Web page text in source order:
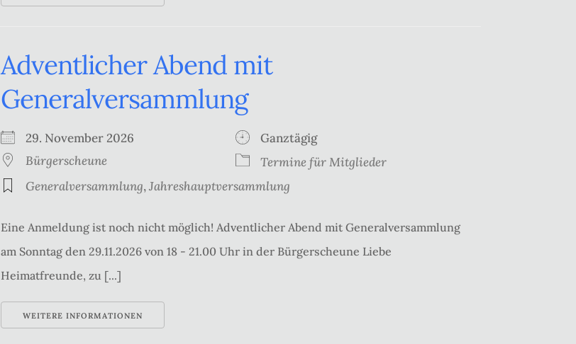
Adventlicher Abend mit
Generalversammlung
29. November 2026
Ganztägig
Bürgerscheune
Termine für Mitglieder
Generalversammlung,Jahreshauptversammlung
Eine Anmeldung ist noch nicht möglich! Adventlicher Abend mit Generalversammlung
am Sonntag den 29.11.2026 von 18 - 21.00 Uhr in der Bürgerscheune Liebe
Heimatfreunde, zu [...]
WEITERE INFORMATIONEN